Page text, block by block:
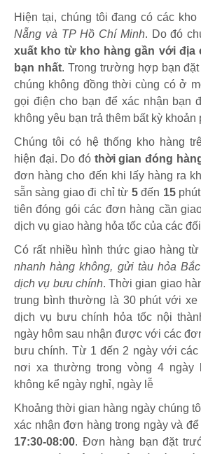
Hiện tại, chúng tôi đang có các
Nẵng và TP Hồ Chí Minh. Do đó
xuất kho từ kho hàng gần với địa
bạn nhất. Trong trường hợp bạn
chúng không đồng thời cùng có ở
gọi điện cho bạn để xác nhận bạn
không yêu bạn trả thêm bất kỳ khoản
Chúng tôi có hệ thống kho hàng
hiện đại. Do đó thời gian đóng
đơn hàng cho đến khi lấy hàng ra
sẵn sàng giao đi chỉ từ 5đến 15 phút
tiên đóng gói các đơn hàng cần
dịch vụ giao hàng hỏa tốc của các
Có rất nhiều hình thức giao hàng
nhanh hàng không, gửi tàu hỏa
dịch vụ bưu chính. Thời gian giao
trung bình thường là 30 phút với
dịch vụ bưu chính hỏa tốc nội
ngày hôm sau nhận được với các
bưu chính. Từ 1 đến 2 ngày với
nơi xa thường trong vòng 4 ngày
không kể ngày nghỉ, ngày lễ
Khoảng thời gian hàng ngày chúng
xác nhận đơn hàng trong ngày và
17:30-08:00. Đơn hàng bạn đặt